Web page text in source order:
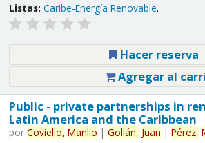
Listas: Caribe-Energía Renovable.
Hacer reserva
Agregar al
Public - private partnerships in
Latin America and the Caribbean
por Coviello, Manlio | Gollán, Juan | Pérez,